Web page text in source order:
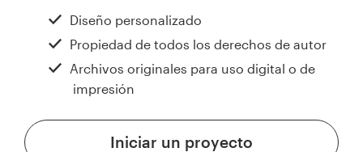
Diseño personalizado
Propiedad de todos los derechos de autor
Archivos originales para uso digital o de
impresión
Iniciar un proyecto